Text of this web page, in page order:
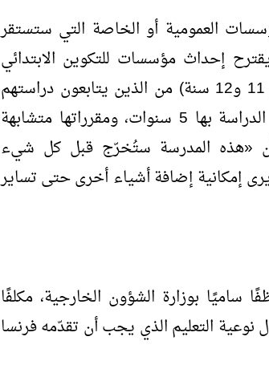
العمومية أو الخاصة التي ستستقر
يقترح إحداث مؤسسات للتكوين الابتدائي
وللتعليم الخاص والمهني يتم انتقاء تلامذته (ما بين 11 و12 سنة) من الذين يتابعون دراستهم
بالمدرسة الصادقية أو المدارس الدينية. وتكون مدة الدراسة بها 5 سنوات، ومقرراتها متشابهة
«هذه المدرسة ستُخرّج قبل كل شيء
إمكانية إضافة أشياء أخرى حتى تساير
ساميًا بوزارة الشؤون الخارجية، مكلفًا
نوعية التعليم الذي يجب أن تقدّمه فرنسا